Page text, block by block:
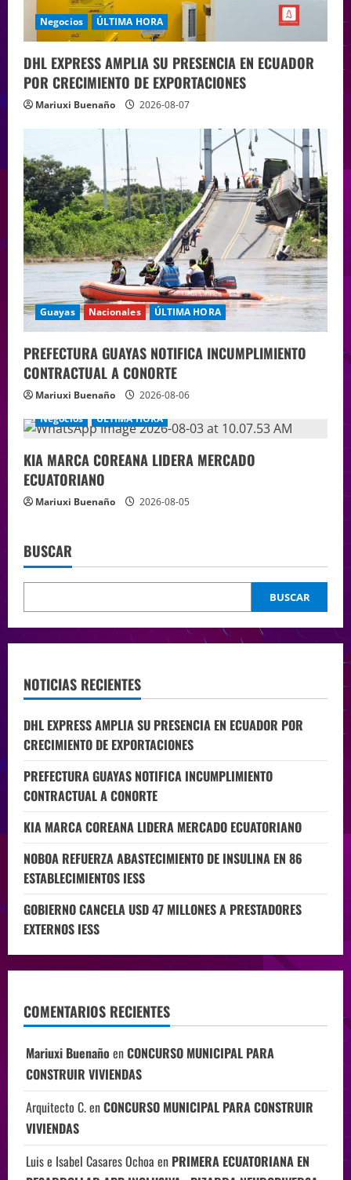
Negocios ÚLTIMA HORA
DHL EXPRESS AMPLIA SU PRESENCIA EN ECUADOR
POR CRECIMIENTO DE EXPORTACIONES
Mariuxi Buenaño 2026-08-07
Guayas Nacionales ÚLTIMA HORA
PREFECTURA GUAYAS NOTIFICA INCUMPLIMIENTO
CONTRACTUAL A CONORTE
Mariuxi Buenaño
2026-08-06
Negocios
ÚLTIMA HORA
KIA MARCA COREANA LIDERA MERCADO
ECUATORIANO
Mariuxi Buenaño 2026-08-05
BUSCAR
BUSCAR
NOTICIAS RECIENTES
DHL EXPRESS AMPLIA SU PRESENCIA EN ECUADOR POR
CRECIMIENTO DE EXPORTACIONES
PREFECTURA GUAYAS NOTIFICA INCUMPLIMIENTO
CONTRACTUAL A CONORTE
KIA MARCA COREANA LIDERA MERCADO ECUATORIANO
NOBOA REFUERZA ABASTECIMIENTO DE INSULINA EN 86
ESTABLECIMIENTOS IESS
GOBIERNO CANCELA USD 47 MILLONES A PRESTADORES
EXTERNOS IESS
COMENTARIOS RECIENTES
Mariuxi Buenaño enCONCURSO MUNICIPAL PARA
CONSTRUIR VIVIENDAS
Arquitecto C.enCONCURSO MUNICIPAL PARA CONSTRUIR
VIVIENDAS
Luis e Isabel Casares Ochoa en PRIMERA ECUATORIANA EN